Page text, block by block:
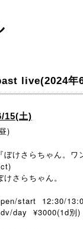
live(2024年
15(土)
)
『ぼけさらちゃん。ワ
けさらちゃん。
start 12:30/
day ¥3000(1d別)